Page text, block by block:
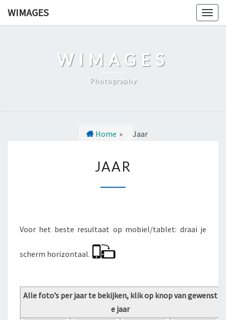
GaWIMAGES
WIMAGES
Photography
Home » Jaar
A
JAAR
Voor het beste resultaat op mobiel/tablet: draai je
scherm horizontaal.
Alle foto’s per jaar te bekijken, klik op knop van gewenst
e jaar